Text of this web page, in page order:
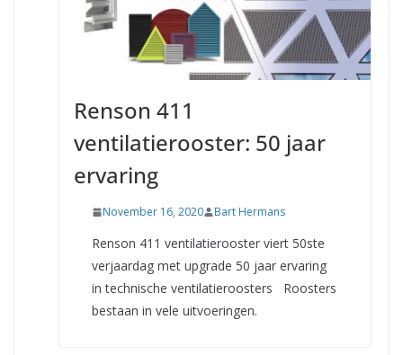
Renson 411
ventilatierooster: 50 jaar
ervaring
November 16, 2020 Bart Hermans
Renson 411 ventilatierooster viert 50ste
verjaardag met upgrade 50 jaar ervaring
in technische ventilatieroosters Roosters
bestaan in vele uitvoeringen.